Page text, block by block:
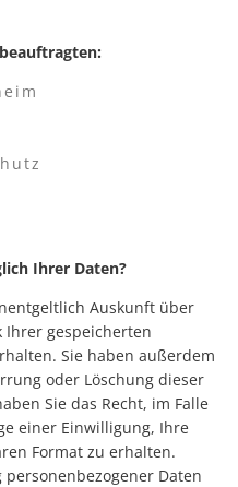
Ihrer Daten?
Auskunft über
Ihrer gespeicherten
Sie haben außerdem
oder Löschung dieser
Sie das Recht, im Falle
einer Einwilligung, Ihre
Format zu erhalten.
Daten